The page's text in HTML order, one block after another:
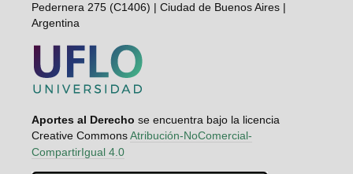
Pedernera 275 (C1406) | Ciudad de Buenos Aires |
Argentina
Aportes al Derecho se encuentra bajo la licencia
Creative CommonsAtribución-NoComercial-
CompartirIgual 4.0